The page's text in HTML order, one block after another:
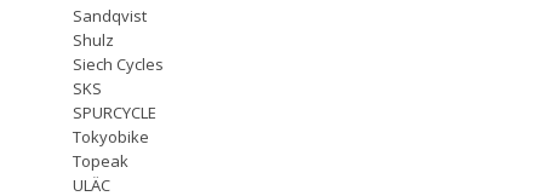
Sandqvist
Shulz
Siech Cycles
SKS
SPURCYCLE
Tokyobike
Topeak
ULÄC